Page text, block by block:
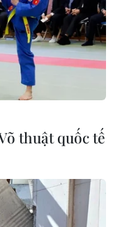
thuật quốc tế